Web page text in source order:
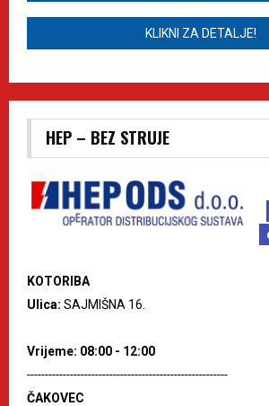
KLIKNI ZA DETALJE!
HEP – BEZ STRUJE
KOTORIBA
Ulica: SAJMIŠNA 16.
Vrijeme: 08:00 - 12:00
--------------------------------------------------------
ČAKOVEC